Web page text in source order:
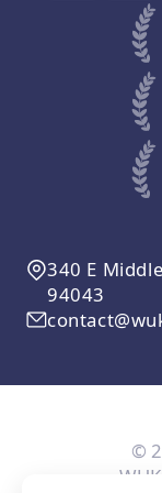
340 E
94043
©